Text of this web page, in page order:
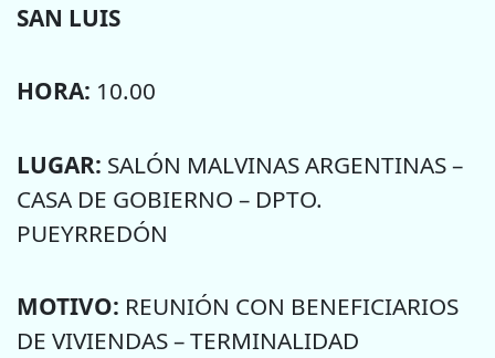
SAN LUIS
HORA: 10.00
LUGAR: SALÓN MALVINAS ARGENTINAS –
CASA DE GOBIERNO – DPTO.
PUEYRREDÓN
MOTIVO: REUNIÓN CON BENEFICIARIOS
DE VIVIENDAS – TERMINALIDAD